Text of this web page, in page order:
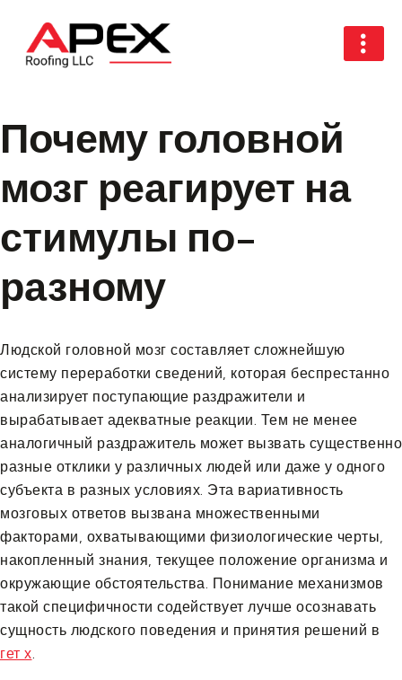
Почему головной
мозг реагирует на
стимулы по-
разному
Людской головной мозг составляет сложнейшую
систему переработки сведений, которая беспрестанно
анализирует поступающие раздражители и
вырабатывает адекватные реакции. Тем не менее
аналогичный раздражитель может вызвать существенно
разные отклики у различных людей или даже у одного
субъекта в разных условиях. Эта вариативность
мозговых ответов вызвана множественными
факторами, охватывающими физиологические черты,
накопленный знания, текущее положение организма и
окружающие обстоятельства. Понимание механизмов
такой специфичности содействует лучше осознавать
сущность людского поведения и принятия решений в
гет х.